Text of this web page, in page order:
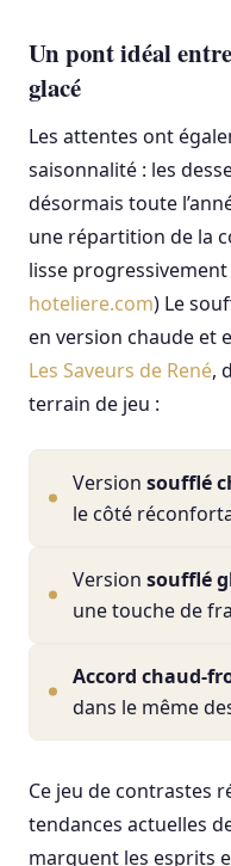
Un pont idéal
glacé
Les attentes ont
saisonnalité : les
désormais toute
une répartition de la
lisse
hoteliere.com) Le
en version chaude et
Les Saveurs de René,
terrain de jeu :
Version soufflé
le côté
Version soufflé
une touche de
Accord chaud-
dans le même
Ce jeu de contrastes
tendances actuelles
marquent les esprits